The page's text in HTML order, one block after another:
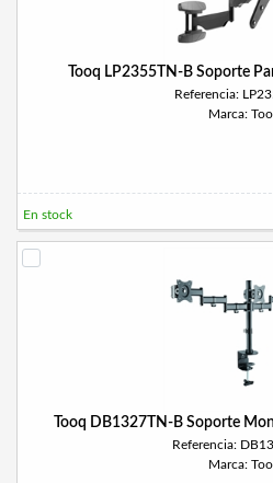
Tooq LP2355TN-B Soporte
Referencia:
Marca:
En stock
Tooq DB1327TN-B Soporte
Referencia:
Marca: